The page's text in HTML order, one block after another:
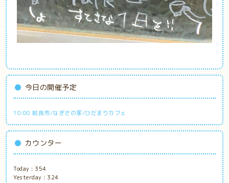
今日の開催予定
10:00 姶良市/なぎさの家/ひだまりカフェ
カウンター
Today : 354
Yesterday : 324